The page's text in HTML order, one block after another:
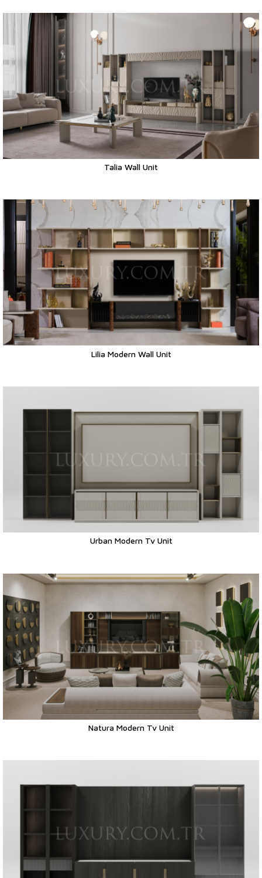
Talia Wall Unit
Lilia Modern Wall Unit
Urban Modern Tv Unit
Natura Modern Tv Unit